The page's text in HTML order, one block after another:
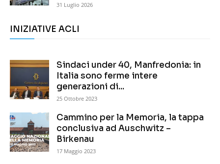
31 Luglio 2026
INIZIATIVE ACLI
Sindaci under 40, Manfredonia: in
Italia sono ferme intere
generazioni di...
25 Ottobre 2023
Cammino per la Memoria, la tappa
conclusiva ad Auschwitz –
Birkenau
17 Maggio 2023